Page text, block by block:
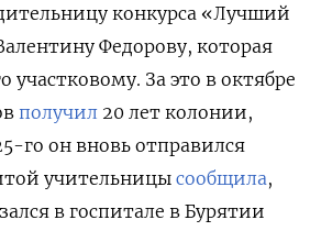
конкурса «Лучший
Федорову, которая
участковому. За это в октябре
получил 20 лет колонии,
го он вновь отправился
учительницы сообщила,
в госпитале в Бурятии